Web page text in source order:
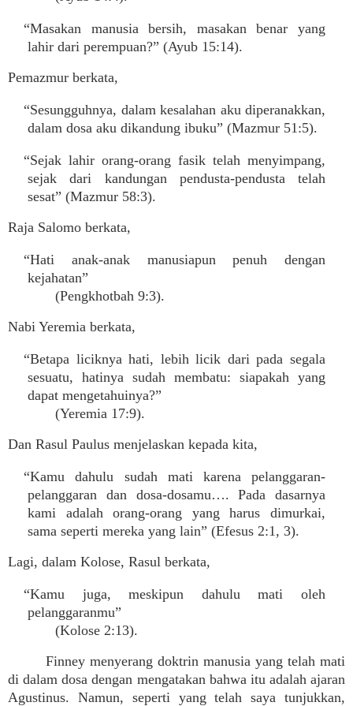
“Masakan manusia bersih, masakan benar yang
lahir dari perempuan?” (Ayub 15:14).
Pemazmur berkata,
“Sesungguhnya, dalam kesalahan aku diperanakkan,
dalam dosa aku dikandung ibuku” (Mazmur 51:5).
“Sejak lahir orang-orang fasik telah menyimpang,
sejak dari kandungan pendusta-pendusta telah
sesat” (Mazmur 58:3).
Raja Salomo berkata,
“Hati anak-anak manusiapun penuh dengan
kejahatan”
(Pengkhotbah 9:3).
Nabi Yeremia berkata,
“Betapa liciknya hati, lebih licik dari pada segala
sesuatu, hatinya sudah membatu: siapakah yang
dapat mengetahuinya?”
(Yeremia 17:9).
Dan Rasul Paulus menjelaskan kepada kita,
“Kamu dahulu sudah mati karena pelanggaran-
pelanggaran dan dosa-dosamu…. Pada dasarnya
kami adalah orang-orang yang harus dimurkai,
sama seperti mereka yang lain” (Efesus 2:1, 3).
Lagi, dalam Kolose, Rasul berkata,
“Kamu juga, meskipun dahulu mati oleh
pelanggaranmu”
(Kolose 2:13).
Finney menyerang doktrin manusia yang telah mati
di dalam dosa dengan mengatakan bahwa itu adalah ajaran
Agustinus. Namun, seperti yang telah saya tunjukkan,